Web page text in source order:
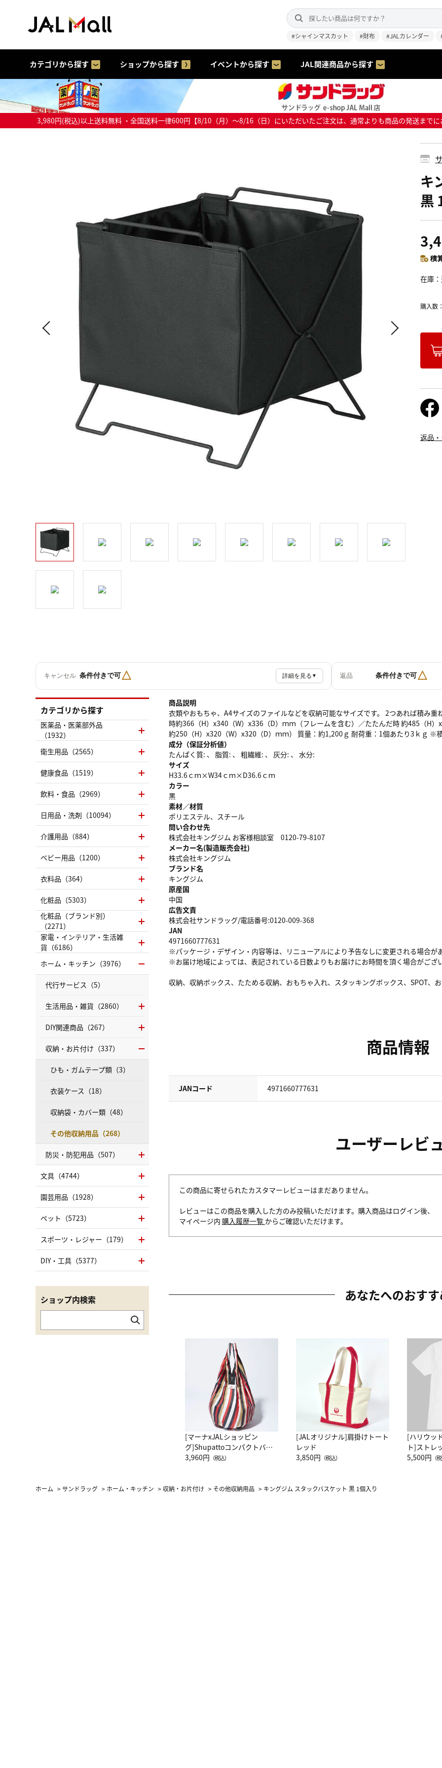
#シャインマスカット #財布 #JALカレンダー
カテゴリから探す ショップから探す イベントから探す JAL関連商品から探す
3,980円(税込)以上送料無料 ・全国送料一律600円【8/10（月）～8/16（日）にいただいたご注文は、通常よりも商品の発送まで
キ
黒
積
在庫
購入数
返品
キャンセル 条件付きで可△ 詳細を見る ▼ 返品 条件付きで可△
商品説明
衣類やおもちゃ、A4サイズのファイルなどを収納可能なサイズです。 2つあれば積み
時約366（H）x340（W）x336（D）ｍｍ（フレームを含む）／たたんだ時 約485（H
約250（H）x320（W）x320（D）ｍｍ） 質量：約1,200ｇ 耐荷重：1個あたり3ｋｇ ※
成分（保証分析値）
たんぱく質: 、 脂質: 、 粗繊維: 、 灰分: 、 水分:
サイズ
H33.6ｃｍ×W34ｃｍ×D36.6ｃｍ
カラー
黒
素材／材質
ポリエステル、スチール
問い合わせ先
株式会社キングジム お客様相談室 0120-79-8107
メーカー名(製造販売会社)
株式会社キングジム
ブランド名
キングジム
原産国
中国
広告文責
株式会社サンドラッグ/電話番号:0120-009-368
JAN
4971660777631
※パッケージ・デザイン・内容等は、リニューアルにより予告なしに変更される場合が
※お届け地域によっては、表記されている日数よりもお届けにお時間を頂く場合がござ
収納、収納ボックス、たためる収納、おもちゃ入れ、スタッキングボックス、SPOT、
商品情報
JANコード 4971660777631
ユーザーレビ
この商品に寄せられたカスタマーレビューはまだありません。
レビューはこの商品を購入した方のみ投稿いただけます。購入商品はログイン後、
マイページ内 購入履歴一覧 からご確認いただけます。
あなたへのおす
[マーナxJALショッピン
グ]Shupattoコンパクトバッ
グ Drop JAL客室乗務員
3,960円 （税込）
[JALオリジナル]肩掛けトート
レッド
3,850円 （税込）
[ハリウッ
ト]ストレ
ーネック
5,500円 （
カテゴリから探す
医薬品・医薬部外品
（1932）
衛生用品（2565）
健康食品（1519）
飲料・食品（2969）
日用品・洗剤（10094）
介護用品（884）
ベビー用品（1200）
衣料品（364）
化粧品（5303）
化粧品（ブランド別）
（2271）
家電・インテリア・生活雑
貨（6186）
ホーム・キッチン（3976）
代行サービス（5）
生活用品・雑貨（2860）
DIY関連商品（267）
収納・お片付け（337）
ひも・ガムテープ類（3）
衣装ケース（18）
収納袋・カバー類（48）
その他収納用品（268）
防災・防犯用品（507）
文具（4744）
園芸用品（1928）
ペット（5723）
スポーツ・レジャー（179）
DIY・工具（5377）
ショップ内検索
ホーム >サンドラッグ > ホーム・キッチン >収納・お片付け > その他収納用品 > キングジム スタックバスケット 黒 1個入り